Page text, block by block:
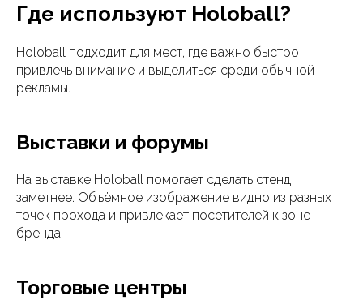
Где используют Holoball?
Holoball подходит для мест, где важно быстро
привлечь внимание и выделиться среди обычной
рекламы.
Выставки и форумы
На выставке Holoball помогает сделать стенд
заметнее. Объёмное изображение видно из разных
точек прохода и привлекает посетителей к зоне
бренда.
Торговые центры